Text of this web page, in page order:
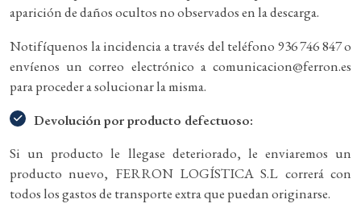
aparición de daños ocultos no observados en la descarga.
Notifíquenos la incidencia a través del teléfono 936 746 847 o
envíenos un correo electrónico a comunicacion@ferron.es
para proceder a solucionar la misma.
Devolución por producto defectuoso:
Si un producto le llegase deteriorado, le enviaremos un
producto nuevo, FERRON LOGÍSTICA S.L correrá con
todos los gastos de transporte extra que puedan originarse.